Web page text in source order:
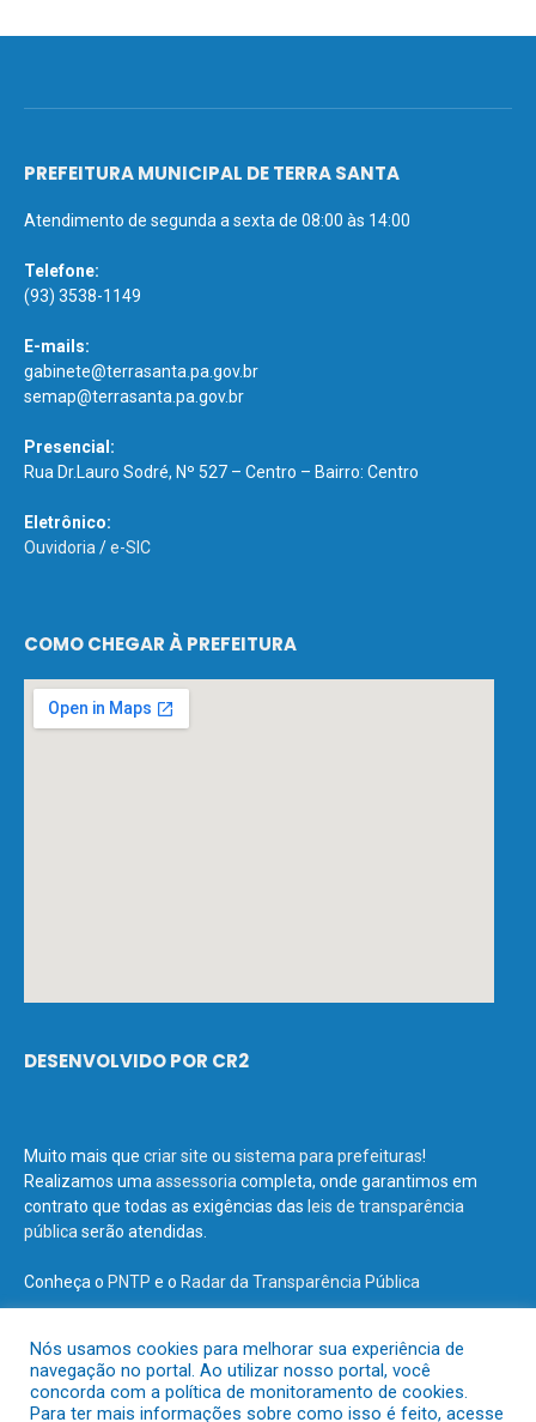
PREFEITURA MUNICIPAL DE TERRA SANTA
Atendimento de segunda a sexta de 08:00 às 14:00
Telefone:
(93) 3538-1149
E-mails:
gabinete@terrasanta.pa.gov.br
semap@terrasanta.pa.gov.br
Presencial:
Rua Dr.Lauro Sodré, Nº 527 – Centro – Bairro: Centro
Eletrônico:
Ouvidoria /e-SIC
COMO CHEGAR À PREFEITURA
DESENVOLVIDO POR CR2
Muito mais que criar site ou sistema para prefeituras!
Realizamos uma assessoria completa, onde garantimos em
contrato que todas as exigências das leis de transparência
pública serão atendidas.
Conheça o PNTP e o Radar da Transparência Pública
Todos os direitos reservados a Prefeitura Municipal de Terra Santa.
Nós usamos cookies para melhorar sua experiência de
navegação no portal. Ao utilizar nosso portal, você
concorda com a política de monitoramento de cookies.
Para ter mais informações sobre como isso é feito, acesse